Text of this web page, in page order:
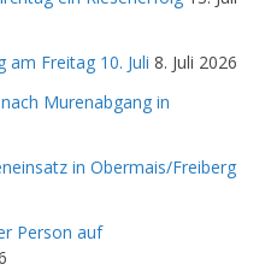
Freitag 10. Juli 8. Juli 2026
Murenabgang in
in Obermais/Freiberg
Person auf